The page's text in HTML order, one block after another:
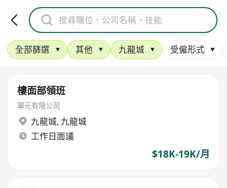
全部篩選 其他 九龍城 受僱形式
樓面部領班
翠元有限公司
九龍城, 九龍城
工作日面議
$18K-19K/月